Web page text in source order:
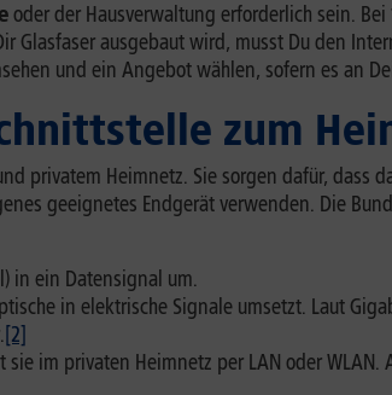
oder der Hausverwaltung erforderlich sein.
ausgebaut wird, musst Du den
und ein Angebot wählen, sofern es an
zum
privatem Heimnetz. Sie sorgen dafür, dass
geeignetes Endgerät verwenden. Die
in ein Datensignal um.
in elektrische Signale umsetzt. Laut
[2]
im privaten Heimnetz per LAN oder WLAN.